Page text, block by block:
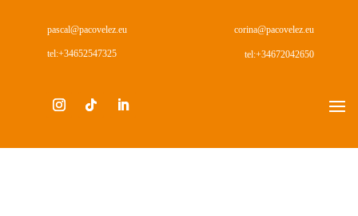
pascal@pacovelez.eu
tel:+34652547325
corina@pacovelez.eu
tel:+34672042650